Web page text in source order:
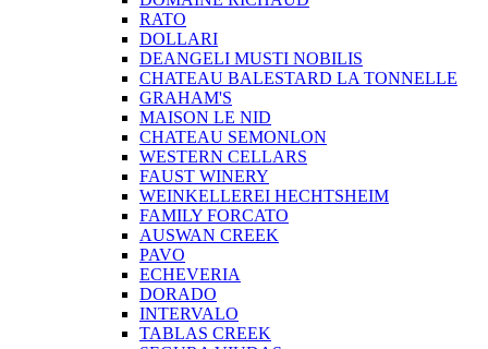
RATO
DOLLARI
DEANGELI MUSTI NOBILIS
CHATEAU BALESTARD LA TONNELLE
GRAHAM'S
MAISON LE NID
CHATEAU SEMONLON
WESTERN CELLARS
FAUST WINERY
WEINKELLEREI HECHTSHEIM
FAMILY FORCATO
AUSWAN CREEK
PAVO
ECHEVERIA
DORADO
INTERVALO
TABLAS CREEK